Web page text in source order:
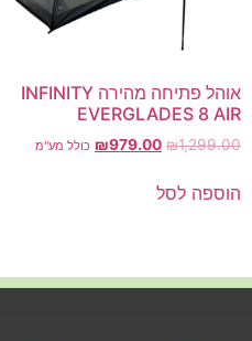
אוהל פתיחה מהירה INFINITY
EVERGLADES 8 AIR
₪1,299.00
₪979.00 כולל מע"מ
הוספה לסל